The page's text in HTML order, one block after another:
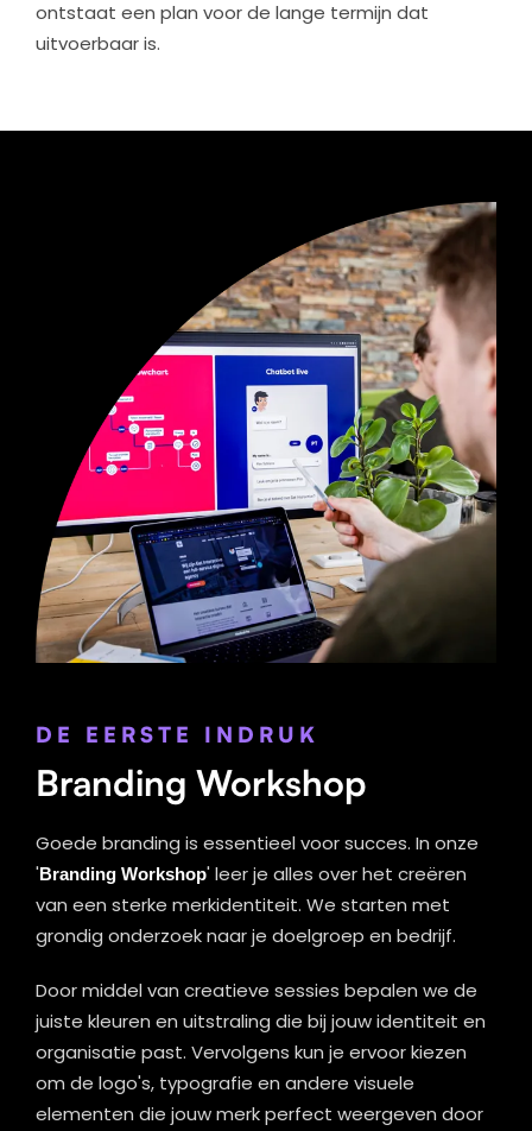
ontstaat een plan voor de lange termijn dat
uitvoerbaar is.
DE EERSTE INDRUK
Branding Workshop
Goede branding is essentieel voor succes. In onze
'Branding Workshop' leer je alles over het creëren
van een sterke merkidentiteit. We starten met
grondig onderzoek naar je doelgroep en bedrijf.
Door middel van creatieve sessies bepalen we de
juiste kleuren en uitstraling die bij jouw identiteit en
organisatie past. Vervolgens kun je ervoor kiezen
om de logo's, typografie en andere visuele
elementen die jouw merk perfect weergeven door